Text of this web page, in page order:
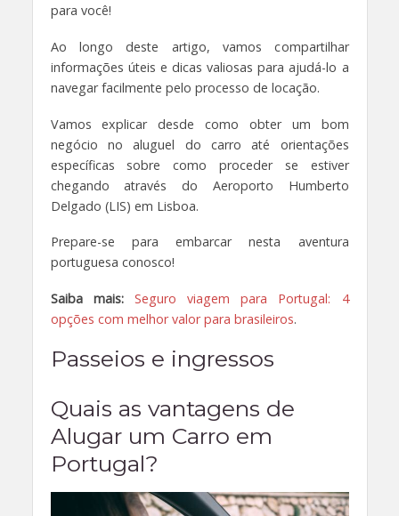
para você!
Ao longo deste artigo, vamos compartilhar
informações úteis e dicas valiosas para ajudá-lo a
navegar facilmente pelo processo de locação.
Vamos explicar desde como obter um bom
negócio no aluguel do carro até orientações
específicas sobre como proceder se estiver
chegando através do Aeroporto Humberto
Delgado (LIS) em Lisboa.
Prepare-se para embarcar nesta aventura
portuguesa conosco!
Saiba mais: Seguro viagem para Portugal: 4
opções com melhor valor para brasileiros.
Passeios e ingressos
Quais as vantagens de
Alugar um Carro em
Portugal?